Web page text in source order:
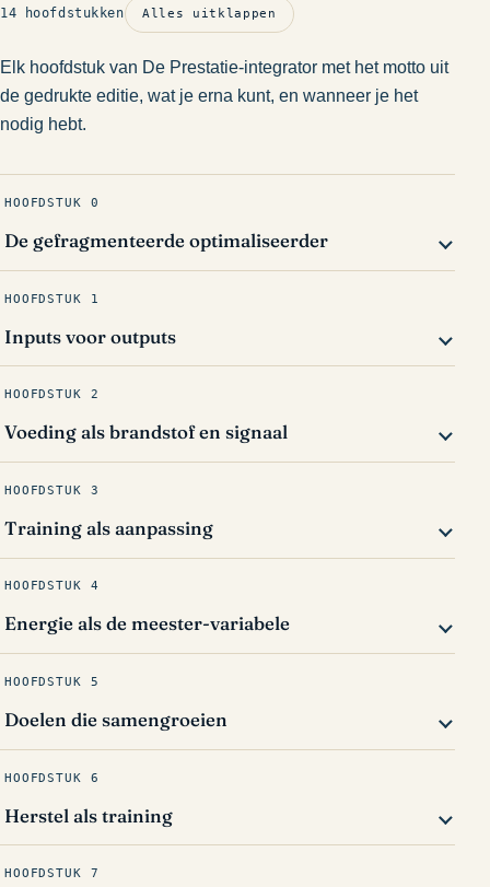
14 hoofdstukken Alles uitklappen
Elk hoofdstuk van De Prestatie-integrator met het motto uit
de gedrukte editie, wat je erna kunt, en wanneer je het
nodig hebt.
HOOFDSTUK 0
De gefragmenteerde optimaliseerder
HOOFDSTUK 1
Inputs voor outputs
HOOFDSTUK 2
Voeding als brandstof en signaal
HOOFDSTUK 3
Training als aanpassing
HOOFDSTUK 4
Energie als de meester-variabele
HOOFDSTUK 5
Doelen die samengroeien
HOOFDSTUK 6
Herstel als training
HOOFDSTUK 7